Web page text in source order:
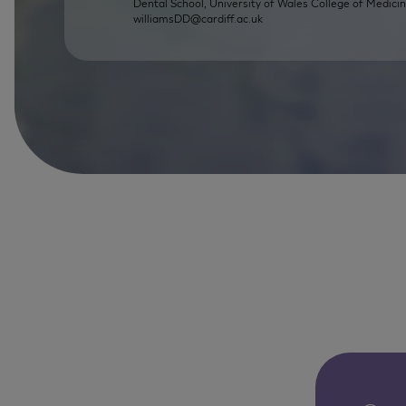
Dental School, University of Wales College of
williamsDD@cardiff.ac.uk